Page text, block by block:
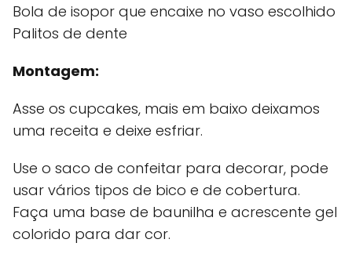
Bola de isopor que encaixe no vaso escolhido
Palitos de dente
Montagem:
Asse os cupcakes, mais em baixo deixamos
uma receita e deixe esfriar.
Use o saco de confeitar para decorar, pode
usar vários tipos de bico e de cobertura.
Faça uma base de baunilha e acrescente gel
colorido para dar cor.